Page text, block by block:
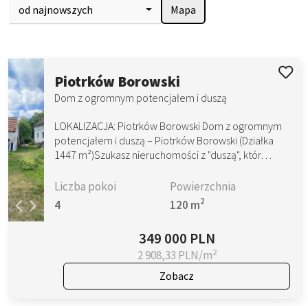
od najnowszych
Mapa
Piotrków Borowski
Dom z ogromnym potencjałem i duszą
LOKALIZACJA: Piotrków Borowski Dom z ogromnym
potencjałem i duszą – Piotrków Borowski (Działka
1447 m²)Szukasz nieruchomości z "duszą", któr…
Liczba pokoi
4
Powierzchnia
120 m2
349 000 PLN
2 908,33 PLN/m2
Zobacz